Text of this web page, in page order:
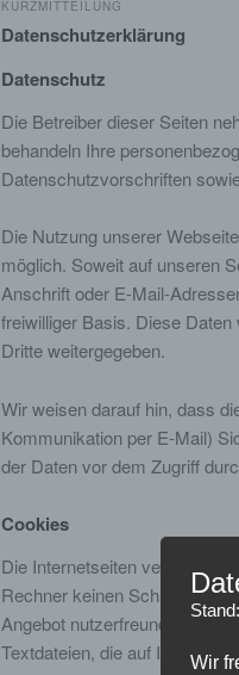
KURZMITTEILUNG
Datenschutzerklärung
Datenschutz
Die Betreiber dieser Seiten
behandeln Ihre
Datenschutzvorschriften
Die Nutzung unserer
möglich. Soweit auf unseren
Anschrift oder E-Mail-
freiwilliger Basis. Diese
Dritte weitergegeben.
Wir weisen darauf hin, dass
Kommunikation per E-Mail)
der Daten vor dem Zugriff
Cookies
Die Internetseiten verwenden
Rechner keinen Schaden an
Angebot nutzerfreundlicher,
Textdateien, die auf IhremWir